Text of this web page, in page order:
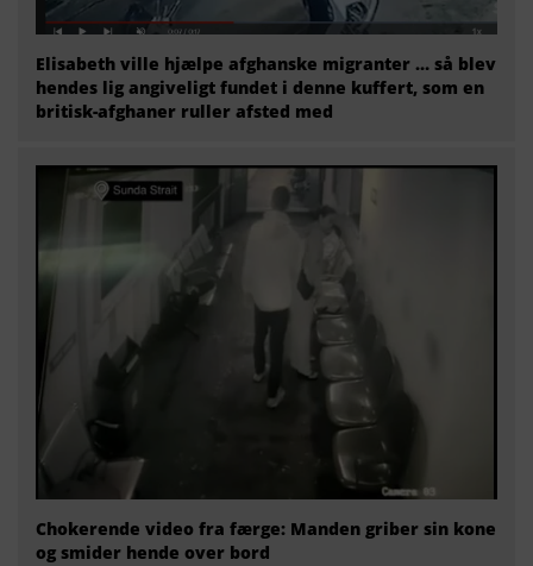
Elisabeth ville hjælpe afghanske migranter … så blev
hendes lig angiveligt fundet i denne kuffert, som en
britisk-afghaner ruller afsted med
Chokerende video fra færge: Manden griber sin kone
og smider hende over bord